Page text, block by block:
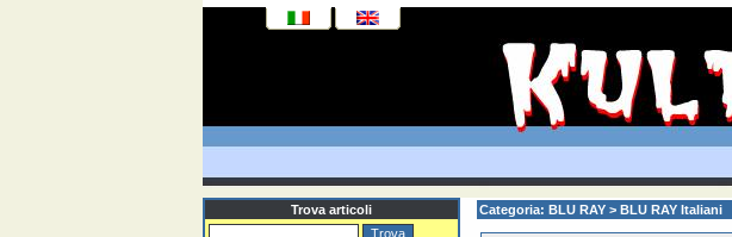
Trova articoli Categoria: BLU RAY > BLU RAY Italiani